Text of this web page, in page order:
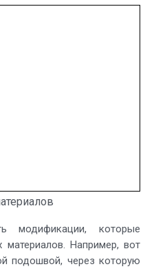
модификации, которые
Например, вот
подошвой, через которую